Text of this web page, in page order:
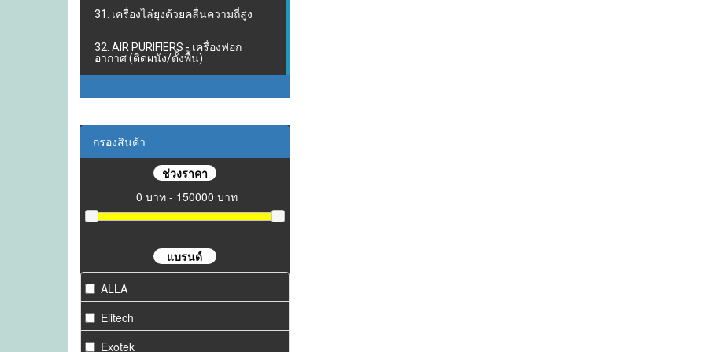
31. เครื่องไล่ยุงด้วยคลื่นความถี่สูง
32. AIR PURIFIERS - เครื่องฟอก
อากาศ (ติดผนัง/ตั้งพื้น)
กรองสินค้า
ช่วงราคา
0 บาท - 150000 บาท
แบรนด์
ALLA
Elitech
Exotek